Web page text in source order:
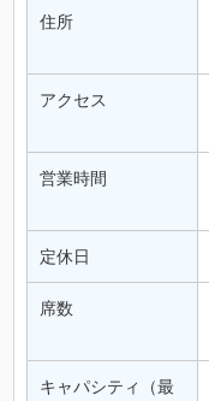
住所
アクセス
営業時間
定休日
席数
キャパシティ（最